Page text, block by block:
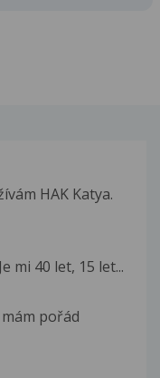
HAK Katya.
mi 40 let, 15 let...
pořád